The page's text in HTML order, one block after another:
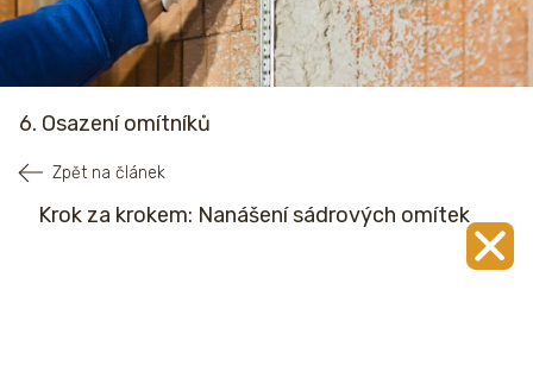
6. Osazení omítníků
Zpět na článek
Krok za krokem: Nanášení sádrových omítek